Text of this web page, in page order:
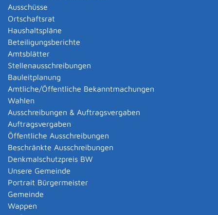
Ausschüsse
Ortschaftsrat
Haushaltspläne
Beteiligungsberichte
Amtsblätter
Stellenausschreibungen
Bauleitplanung
Amtliche/Öffentliche Bekanntmachungen
Wahlen
Ausschreibungen & Auftragsvergaben
Auftragsvergaben
Öffentliche Ausschreibungen
Beschränkte Ausschreibungen
Denkmalschutzpreis BW
Unsere Gemeinde
Portrait Bürgermeister
Gemeinde
Wappen
Winterimpressionen
(copyright: Gemeinde Sonnenbühl)
Sonnenbühl erleben
Die Bilder zeigen die Vielfältigkeit der Gemeinde Sonnenbühl und
Ihrer Landschaft.
(copyright: G. & M. Maier)
Nutzungsrechte
Bitte beachten, dass die auf der Homepage
dargestellten Bilder wie auch die übrigen Inhalte,